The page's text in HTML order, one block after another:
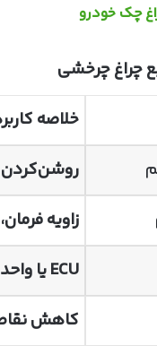
چک خودرو
چراغ چرخشی
خلاصه
روشن‌کردن
زاویه
ECUیا
کاهش نقاط